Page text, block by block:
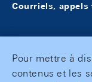
Courriels,
Pour mettre à
contenus et les